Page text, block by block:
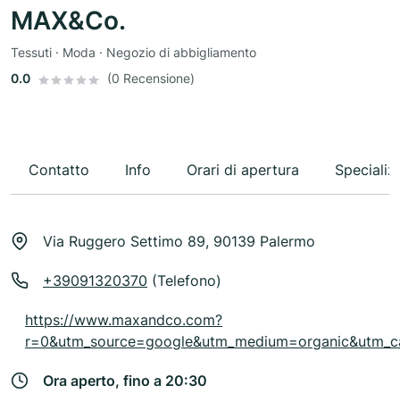
MAX&Co.
Tessuti · Moda · Negozio di abbigliamento
0.0
(0 Recensione)
Contatto Info Orari di apertura
Via Ruggero Settimo 89, 90139 Palermo
+39091320370 (Telefono)
https://www.maxandco.com?
Ora aperto, fino a 20:30